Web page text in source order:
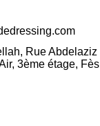
Rue Abdelaziz
3ème étage, Fès